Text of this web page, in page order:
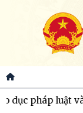
hòa giải ở cơ sở